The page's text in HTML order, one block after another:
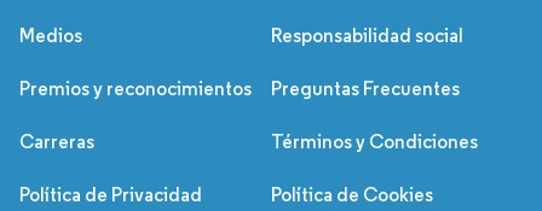
Medios Responsabilidad social
Premios y reconocimientos Preguntas Frecuentes
Carreras Términos y Condiciones
Política de Privacidad Política de Cookies